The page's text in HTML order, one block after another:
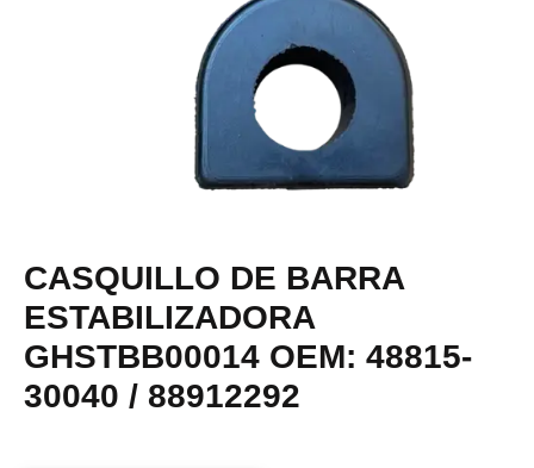
CASQUILLO DE BARRA
ESTABILIZADORA
GHSTBB00014 OEM: 48815-
30040 / 88912292